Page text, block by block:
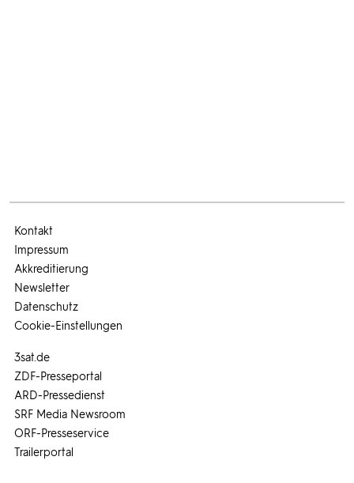
3sat.de
ZDF-Presseportal
ARD-Pressedienst
SRF Media Newsroom
ORF-Presseservice
Trailerportal
Kontakt
Impressum
Akkreditierung
Newsletter
Datenschutz
Cookie-Einstellungen